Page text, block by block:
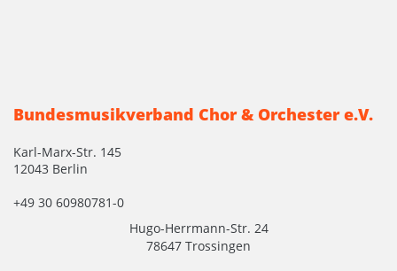
Bundesmusikverband Chor & Orchester e.V.
Karl-Marx-Str. 145
12043 Berlin
+49 30 60980781-0
Hugo-Herrmann-Str. 24
78647 Trossingen